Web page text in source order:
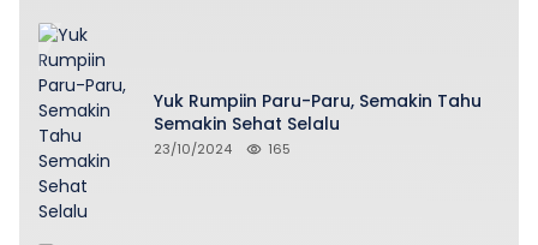
Yuk Rumpiin Paru-Paru, Semakin Tahu
Semakin Sehat Selalu
23/10/2024 165